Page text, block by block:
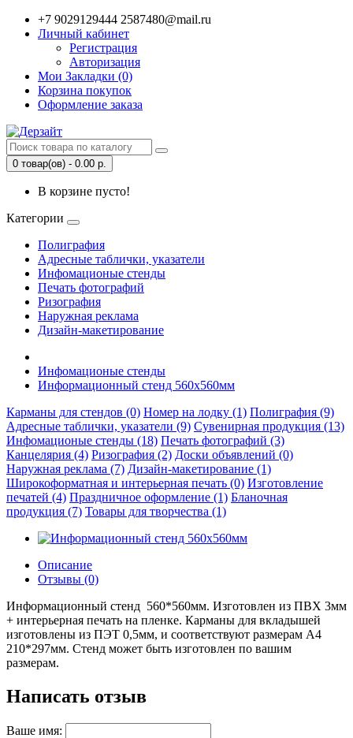
+7 9029129444 2587480@mail.ru
Личный кабинет
Регистрация
Авторизация
Мои Закладки (0)
Корзина покупок
Оформление заказа
0 товар(ов) - 0.00 р.
В корзине пусто!
Категории
Полиграфия
Адресные таблички, указатели
Инфомационые стенды
Печать фотографий
Ризография
Наружная реклама
Дизайн-макетирование
Инфомационые стенды
Информационный стенд 560х560мм
Карманы для стендов (0) Номер на лодку (1) Полиграфия (9)
Адресные таблички, указатели (9) Сувенирная продукция (13)
Инфомационые стенды (18) Печать фотографий (3)
Канцелярия (4) Ризография (2) Доски объявлений (0)
Наружная реклама (7) Дизайн-макетирование (1)
Широкоформатная и интерьерная печать (0) Изготовление
печатей (4) Праздничное оформление (1) Бланочная
продукция (7) Товары для творчества (1)
Описание
Отзывы (0)
Информационный стенд 560*560мм. Изготовлен из ПВХ 3мм
+ интерьерная печать на пленке. Карманы для вкладышей
изготовлены из ПЭТ 0,5мм, и соответствуют размерам А4
210*297мм. Стенд может быть изготовлен по вашим
размерам.
Написать отзыв
Ваше имя: